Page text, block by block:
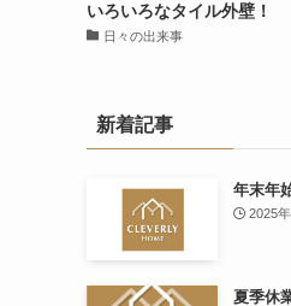
いろいろなタイル外壁！
日々の出来事
新着記事
年末年
2025
夏季休